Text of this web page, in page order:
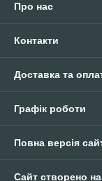
Про нас
Контакти
Доставка та
Графік роботи
Повна версія
Сайт створено